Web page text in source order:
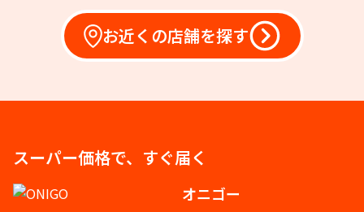
お近くの店舗を探す
スーパー価格で、すぐ届く
オニゴー